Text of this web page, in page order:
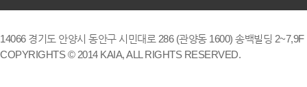
14066 경기도 안양시 동안구 시민대로 286 (관양동 1600) 송백빌딩
COPYRIGHTS © 2014 KAIA, ALL RIGHTS RESERVED.